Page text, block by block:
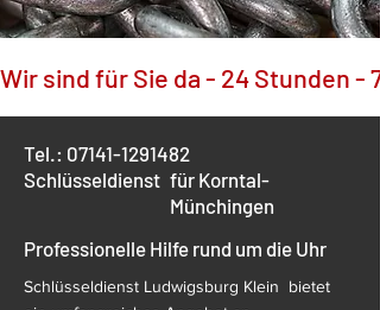
Wir sind für Sie da - 24 Stunden -
Tel.: 07141-1291482
Schlüsseldienst für Korntal-
Münchingen
Professionelle Hilfe rund um die Uhr
Schlüsseldienst Ludwigsburg Klein bietet